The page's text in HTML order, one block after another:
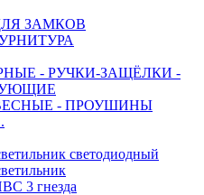
ЗАМКОВ
- РУЧКИ-ЗАЩЁЛКИ -
- ПРОУШИНЫ
светодиодный
3 гнезда